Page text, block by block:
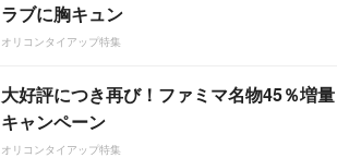
ラブに胸キュン
オリコンタイアップ特集
大好評につき再び！ファミマ名物45％増量
キャンペーン
オリコンタイアップ特集